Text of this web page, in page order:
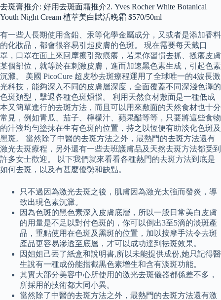
去斑膏推介: 好用去斑面霜推介2. Yves Rocher White Botanical
Youth Night Cream 植萃美白賦活晚霜 $570/50ml
有一些人長期使用含鉛、汞等化學金屬成分，又或者是添加香料
的化妝品，都會很容易引起皮膚的色斑。 現在需要每天戴口
罩，口罩在面上來回摩擦引致痕癢，若果你習慣去抓、搔癢皮膚
某個部位，就等於在刺激皮膚，進而加速黑色素生成，引起色素
沉澱。 美國 PicoCure 超皮秒去斑療程運用了全球唯一的4波長激
光科技，能夠深入不同的皮膚層深度，全面覆蓋不同深淺色澤的
色斑類型，擊退各種色斑煩惱。 利用天然食材敷面是一種低成
本又簡單進行的去斑方法，而且可以用來敷面的天然食材也十分
常見，例如青瓜、茄子、檸檬汁、蘋果醋等等，只要將這些食物
的汁液均勻塗抹在生有色斑的位置，持之以恆便有助淡化色斑及
黑斑。 當然除了中醫的去斑方法之外，最熱門的去斑方法還有
激光去斑療程，另外還有一些去班護膚品及天然去斑方法都受到
許多女士歡迎。 以下我們就來看看各種熱門的去斑方法到底是
如何去斑，以及有甚麼優勢和缺點。
只不過因為激光去斑之後，肌膚因為激光太強而發炎，導
致出現色素沉澱。
因為色斑的黑色素深入皮膚底層，所以一般日常美白皮膚
的用量是不足以對付色斑的，你可以倒出3至5滴的淡斑產
品，重點使用在色斑及黑斑的位置，加以按摩手法令去斑
產品更容易滲透至底層，才可以成功達到袪斑效果。
因姐姐己丟了紙盒和說明書,所以未能提供成份,她只記得醫
生說有一種成份能擋截黒色素增生和含有淡斑功能。
其實大部分美容中心所使用的激光去斑儀器都係差不多，
所採用的技術都大同小異。
當然除了中醫的去斑方法之外，最熱門的去斑方法還有激